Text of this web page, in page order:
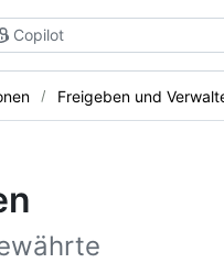
Copilot
Freigeben und